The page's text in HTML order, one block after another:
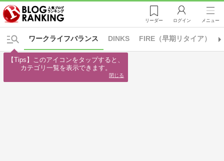
リーダー ログイン メニュー
DINKS FIRE（早期リタイア）
ワークライフバランス
【Tips】このアイコンをタップすると、
カテゴリ一覧を表示できます。
閉じる